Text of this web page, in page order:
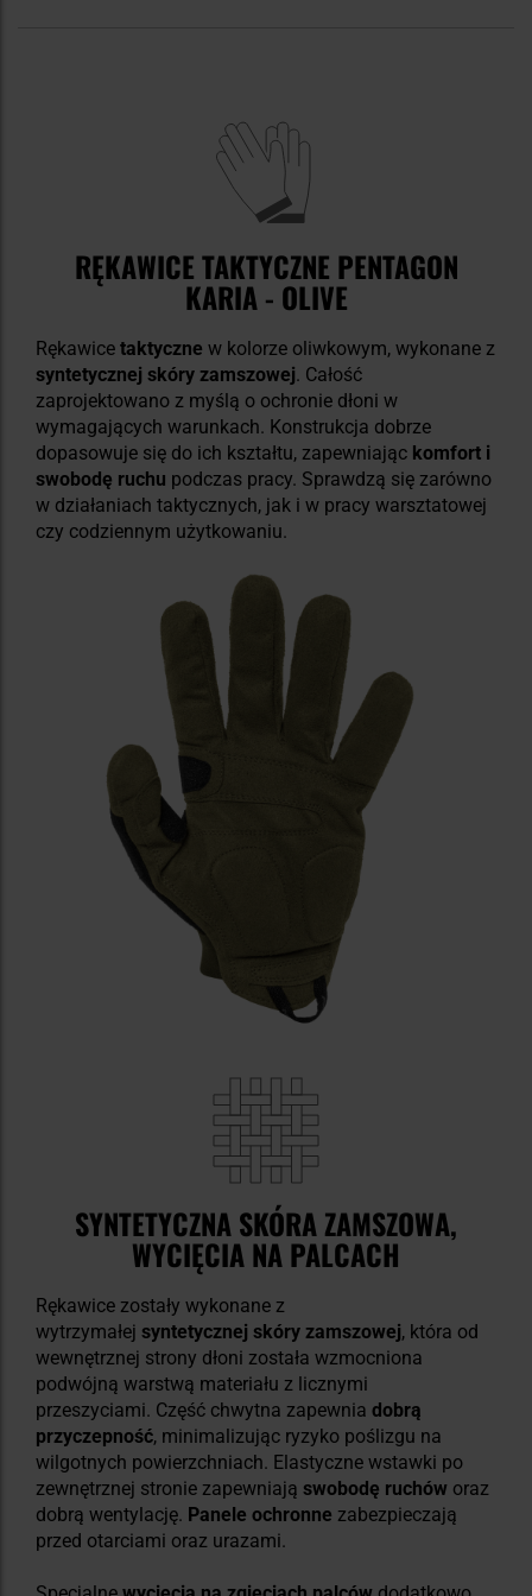
RĘKAWICE TAKTYCZNE PENTAGON
KARIA - OLIVE
Rękawice taktyczne w kolorze oliwkowym, wykonane z
syntetycznej skóry zamszowej. Całość
zaprojektowano z myślą o ochronie dłoni w
wymagających warunkach. Konstrukcja dobrze
dopasowuje się do ich kształtu, zapewniając komfort i
swobodę ruchu podczas pracy. Sprawdzą się zarówno
w działaniach taktycznych, jak i w pracy warsztatowej
czy codziennym użytkowaniu.
SYNTETYCZNA SKÓRA ZAMSZOWA,
WYCIĘCIA NA PALCACH
Rękawice zostały wykonane z
wytrzymałej syntetycznej skóry zamszowej, która od
wewnętrznej strony dłoni została wzmocniona
podwójną warstwą materiału z licznymi
przeszyciami. Część chwytna zapewnia dobrą
przyczepność, minimalizując ryzyko poślizgu na
wilgotnych powierzchniach. Elastyczne wstawki po
zewnętrznej stronie zapewniają swobodę ruchów oraz
dobrą wentylację. Panele ochronne zabezpieczają
przed otarciami oraz urazami.